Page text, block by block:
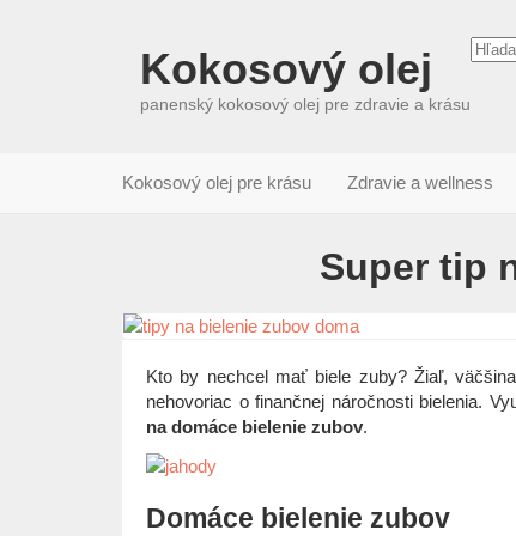
Kokosový olej
panenský kokosový olej pre zdravie a krásu
Kokosový olej pre krásu Zdravie a wellness
Super tip
Kto by nechcel mať biele zuby? Žiaľ,
nehovoriac o finančnej náročnosti bielenia.
na domáce bielenie zubov.
Domáce bielenie zubov